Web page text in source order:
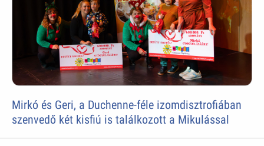
Mirkó és Geri, a Duchenne-féle izomdisztrofiában
szenvedő két kisfiú is találkozott a Mikulással